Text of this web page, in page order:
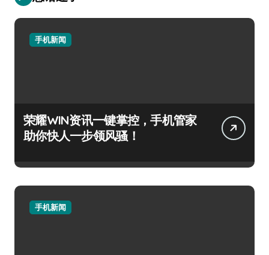
手机新闻
荣耀WIN资讯一键掌控，手机管家
助你快人一步领风骚！
手机新闻